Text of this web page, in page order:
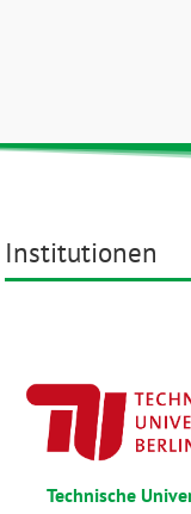
Institutionen
Technische